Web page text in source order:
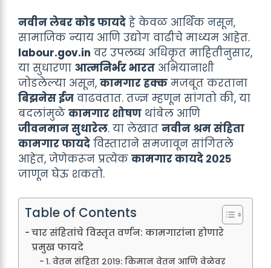
नवीन लेबर कोड फायदे हे केवळ आर्थिक नसून,
सामाजिक न्याय आणि उद्योग वाढीचे माध्यम आहेत.
labour.gov.in वर उपलब्ध अधिकृत माहितीनुसार,
या सुधारणा आत्मनिर्भर भारत अभियानाशी
जोडलेल्या असून, कामगार हक्क मजबूत करताना
बिझनेस ईज वाढवतात. तज्ज्ञ म्हणून सांगतो की, या
बदलांमुळे कामगार शोषण थांबेल आणि
जीवनमान सुधारेल. या लेखात नवीन श्रम संहिता
कामगार फायदे विस्ताराने समजावून सांगितले
आहेत, जेणेकरून प्रत्येक कामगार कायदे २०२५
जाणून घेऊ शकतो.
Table of Contents
चार संहितांचे विस्तृत वर्णन: कामगारांना होणारे
प्रमुख फायदे
१. वेतन संहिता २०१९: किमान वेतन आणि वेळेवर